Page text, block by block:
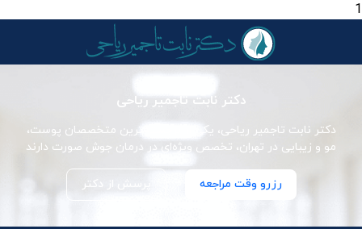
1
دکتر نابت تاجمیر ریاحی
دکتر نابت تاجمیر ریاحی، یکی از برجسته‌ترین متخصصان پوست،
مو و زیبایی در تهران، تخصص ویژه‌ای در درمان جوش صورت دارند
رزرو وقت مراجعه پرسش از دکتر